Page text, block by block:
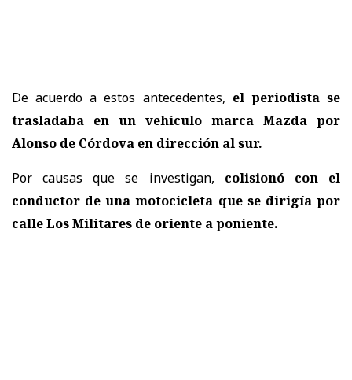
De acuerdo a estos antecedentes, el periodista se
trasladaba en un vehículo marca Mazda por
Alonso de Córdova en dirección al sur.
Por causas que se investigan, colisionó con el
conductor de una motocicleta que se dirigía por
calle Los Militares de oriente a poniente.